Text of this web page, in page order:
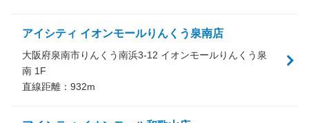
アイシティ イオンモールりんくう泉南店
大阪府泉南市りんくう南浜3-12 イオンモールりんくう泉
南 1F
直線距離： 932m